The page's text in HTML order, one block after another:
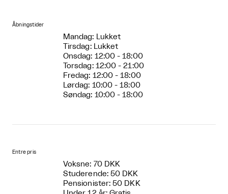
Åbningstider
Mandag: Lukket
Tirsdag: Lukket
Onsdag: 12:00 - 18:00
Torsdag: 12:00 - 21:00
Fredag: 12:00 - 18:00
Lørdag: 10:00 - 18:00
Søndag: 10:00 - 18:00
Entre pris
Voksne: 70 DKK
Studerende: 50 DKK
Pensionister: 50 DKK